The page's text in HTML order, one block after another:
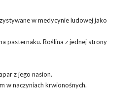
w medycynie ludowej jako
pasternaku. Roślina z jednej strony
z jego nasion.
w naczyniach krwionośnych.